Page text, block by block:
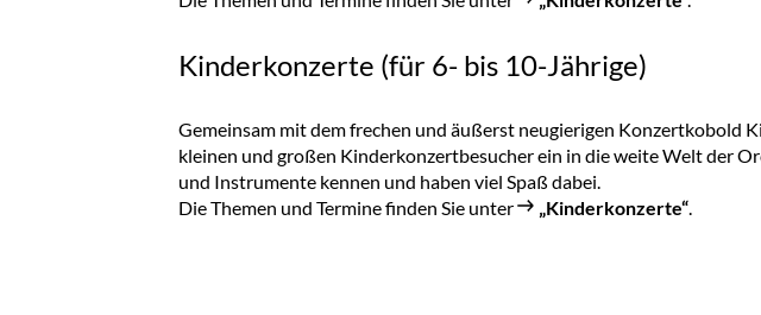
Kinderkonzerte (für 6- bis 10-Jährige)
Gemeinsam mit dem frechen und äußerst neugierigen Konzertkobold
kleinen und großen Kinderkonzertbesucher ein in die weite Welt der
und Instrumente kennen und haben viel Spaß dabei.
Die Themen und Termine finden Sie unter
„Kinderkonzerte“.